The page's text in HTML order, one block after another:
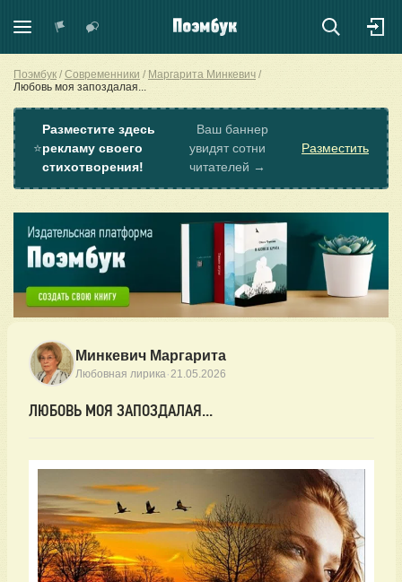
Поэмбук Современники
Маргарита Минкевич
Любовь моя запоздалая...
⭐
Разместите здесь
рекламу своего
стихотворения!
Ваш баннер
увидят сотни
читателей →
Разместить
Минкевич Маргарита
Любовная лирика·21.05.2026
ЛЮБОВЬ МОЯ ЗАПОЗДАЛАЯ...